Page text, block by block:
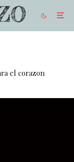
el corazon